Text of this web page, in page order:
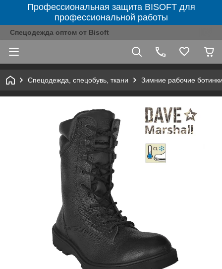
Профессиональная защита BISOFT для
профессиональной работы
Спецодежда оптом от Bisoft
Спецодежда, спецобувь, ткани Зимние рабочие